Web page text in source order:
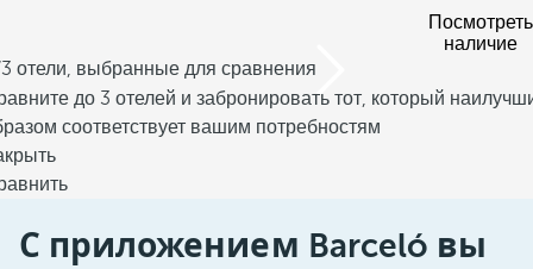
Посмотреть
наличие
отели, выбранные для сравнения
до 3 отелей и забронировать тот, который
соответствует вашим потребностям
С приложением Barceló вы